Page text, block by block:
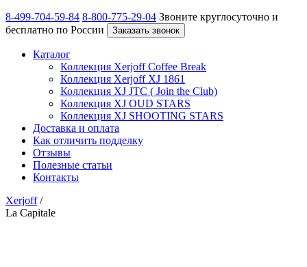
8-499-704-59-84 8-800-775-29-04 Звоните круглосуточно и
бесплатно по России
Заказать звонок
Каталог
Коллекция Xerjoff Coffee Break
Коллекция Xerjoff XJ 1861
Коллекция XJ JTC ( Join the Club)
Коллекция XJ OUD STARS
Коллекция XJ SHOOTING STARS
Доставка и оплата
Как отличить подделку
Отзывы
Полезные статьи
Контакты
Xerjoff /
La Capitale